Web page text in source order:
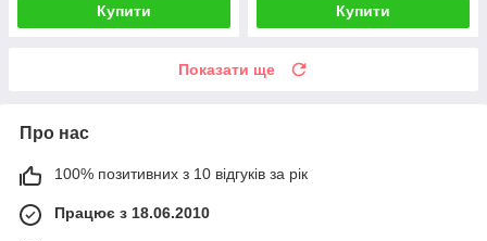
Купити Купити
Показати ще
Про нас
100% позитивних з 10 відгуків за рік
Працює з 18.06.2010